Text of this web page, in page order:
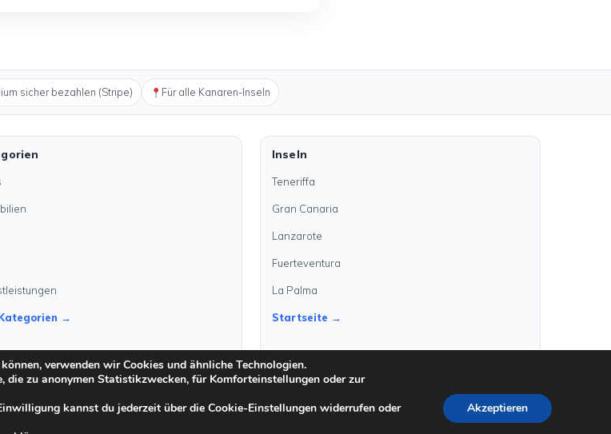
sicher bezahlen (Stripe) Für alle Kanaren-Inseln
→
Inseln
Teneriffa
Gran Canaria
Lanzarote
Fuerteventura
La Palma
Startseite →
kanarenanzeigen.com
verwenden wir Cookies und ähnliche Technologien.
die zu anonymen Statistikzwecken, für Komforteinstellungen oder zur
kannst du jederzeit über die Cookie-Einstellungen widerrufen oder
Akzeptieren